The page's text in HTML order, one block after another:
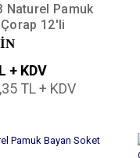
Naturel Pamuk
12'li
+ KDV
TL + KDV